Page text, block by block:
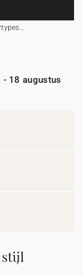
- 18 augustus
stijl